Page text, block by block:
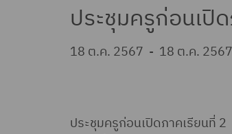
ประชุมครูก่อนเปิ
18 ต.ค. 2567 - 18 ต.ค. 2567
ประชุมครูก่อนเปิดภาคเรียนที่ 2